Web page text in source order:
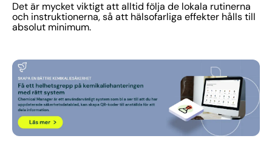
Det är mycket viktigt att alltid följa de lokala rutinerna
och instruktionerna, så att hälsofarliga effekter hålls till
absolut minimum.